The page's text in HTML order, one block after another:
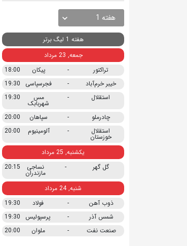
هفته 1
هفته 1 لیگ برتر
جمعه, 23 مرداد
تراکتور
- پیکان
18:00
خیبر خرم‌آباد
- فجرسپاسی
19:30
استقلال
- مس
شهربابک
19:30
چادرملو - سپاهان
20:00
استقلال
خوزستان
- آلومینیوم 20:00
یکشنبه, 25 مرداد
گل گهر
- نساجی
مازندران
20:15
شنبه, 24 مرداد
ذوب آهن
- فولاد
19:30
شمس آذر
- پرسپولیس
19:30
صنعت نفت
- ملوان 20:00